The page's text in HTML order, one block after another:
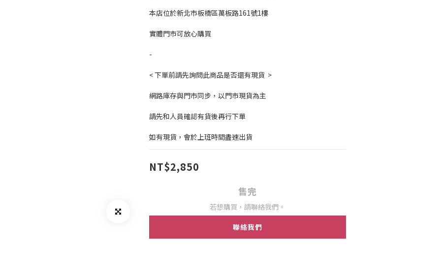
本店位於新北市板橋區萬板路161號1樓
實體門市可放心購買
-
< 下單前請先詢問此商品是否還有現貨  >
網路庫存與門市同步，以門市現貨為主
請先和人員確認有貨後再行下單
如有現貨，會於上班時間盡速出貨
NT$2,850
售完
若想購買，請聯絡我們。
聯絡我們